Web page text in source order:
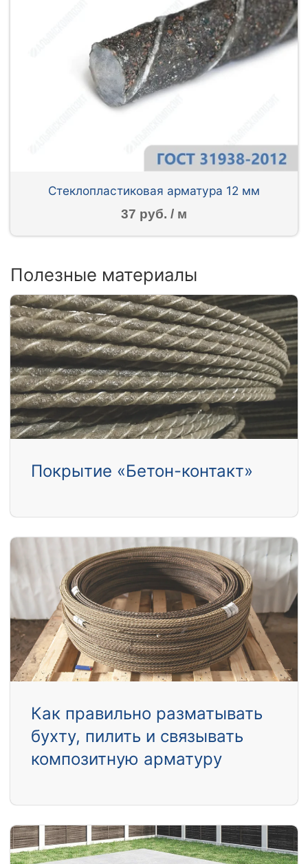
Стеклопластиковая арматура 12 мм
37 руб. / м
Полезные материалы
Покрытие «Бетон-контакт»
Как правильно разматывать
бухту, пилить и связывать
композитную арматуру